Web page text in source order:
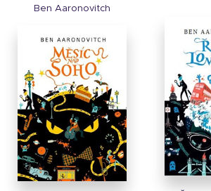
Ben Aaronovitch